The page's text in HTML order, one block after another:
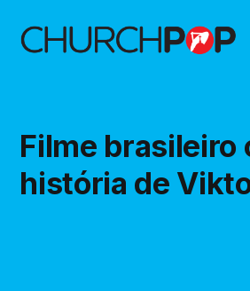
Filme brasileiro
história de